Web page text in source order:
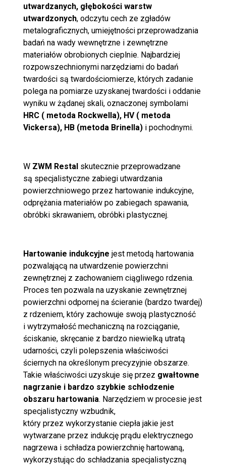
utwardzanych, głębokości warstw
utwardzonych, odczytu cech ze zgładów
metalograficznych, umiejętności przeprowadzania
badań na wady wewnętrzne i zewnętrzne
materiałów obrobionych cieplnie. Najbardziej
rozpowszechnionymi narzędziami do badań
twardości są twardościomierze, których zadanie
polega na pomiarze uzyskanej twardości i oddanie
wyniku w żądanej skali, oznaczonej symbolami
HRC ( metoda Rockwella), HV ( metoda
Vickersa), HB (metoda Brinella)i pochodnymi.
W ZWM Restalskutecznie przeprowadzane
są specjalistyczne zabiegi utwardzania
powierzchniowego przez hartowanie indukcyjne,
odprężania materiałów po zabiegach spawania,
obróbki skrawaniem, obróbki plastycznej.
Hartowanie indukcyjne jest metodą hartowania
pozwalającą na utwardzenie powierzchni
zewnętrznej z zachowaniem ciągliwego rdzenia.
Proces ten pozwala na uzyskanie zewnętrznej
powierzchni odpornej na ścieranie (bardzo twardej)
z rdzeniem, który zachowuje swoją plastyczność
i wytrzymałość mechaniczną na rozciąganie,
ściskanie, skręcanie z bardzo niewielką utratą
udarności, czyli polepszenia właściwości
ściernych na określonym precyzyjnie obszarze.
Takie właściwości uzyskuje się przez gwałtowne
nagrzanie i bardzo szybkie schłodzenie
obszaru hartowania. Narzędziem w procesie jest
specjalistyczny wzbudnik,
który przez wykorzystanie ciepła jakie jest
wytwarzane przez indukcję prądu elektrycznego
nagrzewa i schładza powierzchnię hartowaną,
wykorzystując do schładzania specjalistyczną